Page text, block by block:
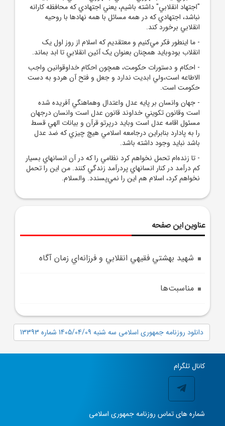
"اجتهاد انقلابي" داشته باشيم، يعني اجتهادي که محافظه کارانه
نباشد، اجتهادي که در همه مسائل با همه نهادها با روحيه
انقلابي برخورد کند.
- ما اينطور فکر مي‌کنيم و معتقديم که اسلام از روز اول يک
انقلاب بودوبايد همچنان بعنوان يک آئين انقلابي تا ابد بماند.
- احکام و دستورات حکومت، همچون احکام خداوقوانين واجب
الاطاعه است،ولي ابديت ندارد و جعل و فتح آن هردو به دست
حکومت است.
- جهان وانسان بر پايه عدل واعتدال وهماهنگي آفريده شده
است وقانون تکويني خداوند قانون عدل است وانسان درجهان
مسئول اقامه عدل است وبايد درپرتو قرآن و بيانات الهي قسط
را به پادارد بنابراين درجامعه اسلامي هيچ چيزي که ضد عدل
باشد نبايد وجود داشته باشد.
- تا زنده‌ام تحمل نخواهم کرد نظامي را که در آن انسانهاي بسيار
کم درآمد در کنار انسانهاي پردرآمد زندگي کنند. من اين را تحمل
نخواهم کرد، اسلام هم اين را نمي‌پسندد. والسلام.
عناوین این صفحه
شهيد بهشتي فقيهي انقلابي و فرزانه‌اي زمان آگاه
مناسبت‌ها
دانلود روزنامه جمهوری اسلامی سه شنبه 1405/04/09 شماره 13393
کانال تلگرام
شماره های تماس روزنامه جمهوری اسلامی